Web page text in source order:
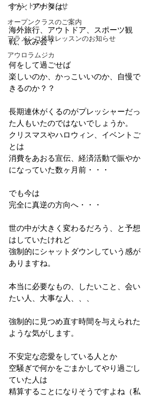
イベントのお知らせ
オープンクラスのご案内
フラメンコ体験レッスンのお知らせ
アウロラムジカ
すか、アナタは。
海外旅行、アウトドア、スポーツ観
戦、飲み会？
何をして過ごせば
楽しいのか、かっこいいのか、自慢で
きるのか？？
長期連休がくるのがプレッシャーだっ
た人もいたのではないでしょうか。
クリスマスやハロウィン、イベントご
とは
消費をあおる宣伝、経済活動で賑やか
になっていた数ヶ月前・・・
でも今は
完全に真逆の方向へ・・・
世の中が大きく変わるだろう、と予想
はしていたけれど
強制的にシャットダウンしていう感が
ありますね。
本当に必要なもの、したいこと、会い
たい人、大事な人、、、
強制的に見つめ直す時間を与えられた
ような気がします。
不安定な恋愛をしている人とか
空騒ぎで何かをごまかしてやり過ごし
ていた人は
精算することになりそうですよね（私